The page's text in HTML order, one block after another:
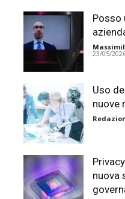
Posso
23/05/
Uso
nuove
nuova